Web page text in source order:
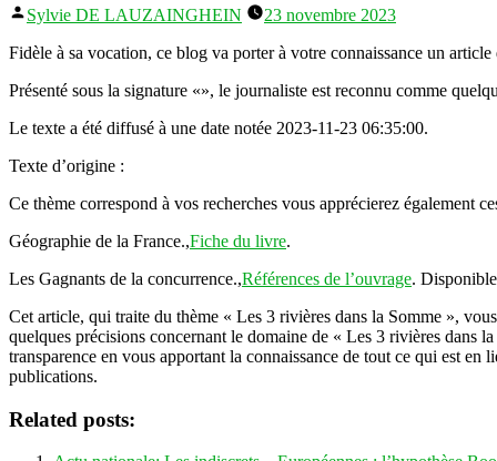
Publié
Sylvie DE LAUZAINGHEIN
23 novembre 2023
Fidèle à sa vocation, ce blog va porter à votre connaissance un
Présenté sous la signature «», le journaliste est reconnu comme
Le texte a été diffusé à une date notée 2023-11-23 06:35:00.
Texte d’origine :
Ce thème correspond à vos recherches vous apprécierez également
Géographie de la France.,Fiche du livre.
Les Gagnants de la concurrence.,Références de l’ouvrage.
Cet article, qui traite du thème « Les 3 rivières dans la Somme »,
quelques précisions concernant le domaine de « Les 3 rivières dans
transparence en vous apportant la connaissance de tout ce qui est
publications.
Related posts: